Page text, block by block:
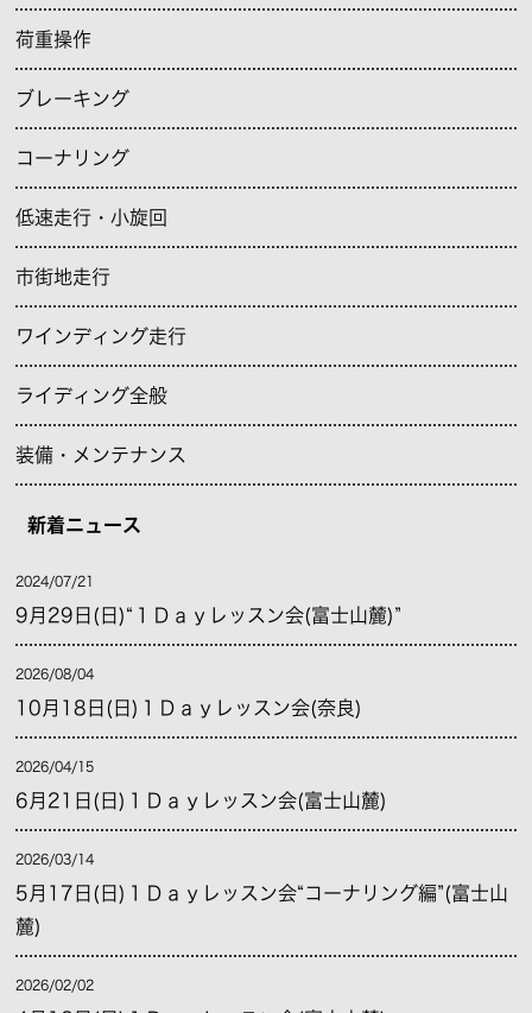
荷重操作
ブレーキング
コーナリング
低速走行・小旋回
市街地走行
ワインディング走行
ライディング全般
装備・メンテナンス
新着ニュース
2024/07/21
9月29日(日)“１Ｄａｙレッスン会(富士山麓)”
2026/08/04
10月18日(日)１Ｄａｙレッスン会(奈良)
2026/04/15
6月21日(日)１Ｄａｙレッスン会(富士山麓)
2026/03/14
5月17日(日)１Ｄａｙレッスン会“コーナリング編”(富士山
麓)
2026/02/02